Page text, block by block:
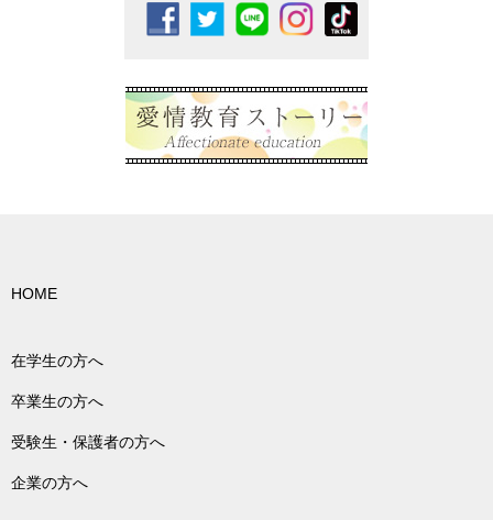
HOME
在学生の方へ
卒業生の方へ
受験生・保護者の方へ
企業の方へ